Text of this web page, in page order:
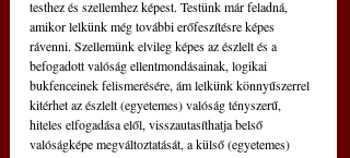
testhez és szellemhez képest. Testünk már feladná,
amikor lelkünk még további erőfeszítésre képes
rávenni. Szellemünk elvileg képes az észlelt és a
befogadott valóság ellentmondásainak, logikai
bukfenceinek felismerésére, ám lelkünk könnyűszerrel
kitérhet az észlelt (egyetemes) valóság tényszerű,
hiteles elfogadása elől, visszautasíthatja belső
valóságképe megváltoztatását, a külső (egyetemes)